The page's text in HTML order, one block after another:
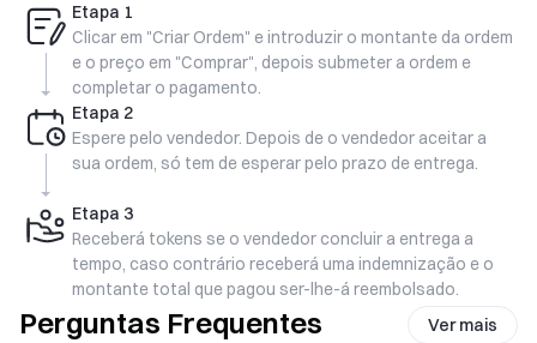
Etapa 1
Clicar em "Criar Ordem" e introduzir o montante da ordem
e o preço em "Comprar", depois submeter a ordem e
completar o pagamento.
Etapa 2
Espere pelo vendedor. Depois de o vendedor aceitar a
sua ordem, só tem de esperar pelo prazo de entrega.
Etapa 3
Receberá tokens se o vendedor concluir a entrega a
tempo, caso contrário receberá uma indemnização e o
montante total que pagou ser-lhe-á reembolsado.
Perguntas Frequentes Ver mais